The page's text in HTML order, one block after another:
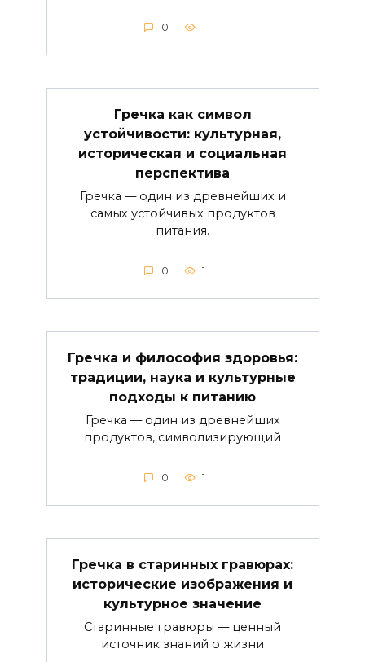
0 1
Гречка как символ
устойчивости: культурная,
историческая и социальная
перспектива
Гречка — один из древнейших и
самых устойчивых продуктов
питания.
0 1
Гречка и философия здоровья:
традиции, наука и культурные
подходы к питанию
Гречка — один из древнейших
продуктов, символизирующий
0 1
Гречка в старинных гравюрах:
исторические изображения и
культурное значение
Старинные гравюры — ценный
источник знаний о жизни